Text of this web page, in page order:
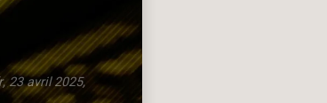
23 avril 2025,